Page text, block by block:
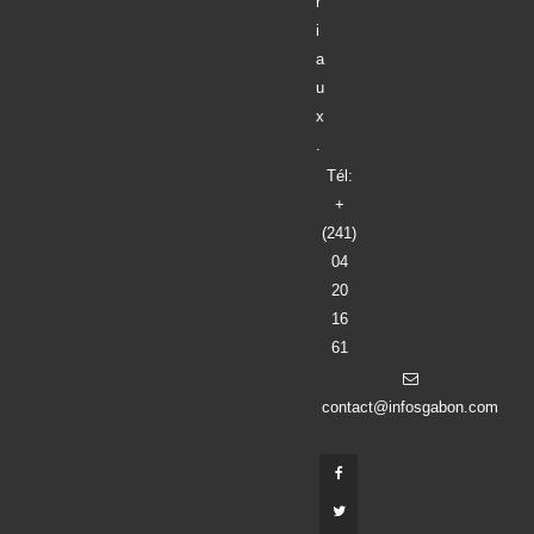
i
a
u
x
.
Tél:
+
(241)
04
20
16
61
contact@infosgabon.com